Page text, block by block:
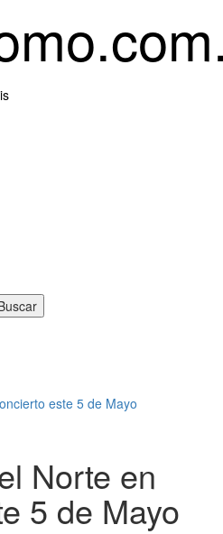
este 5 de Mayo
Norte en
5 de Mayo